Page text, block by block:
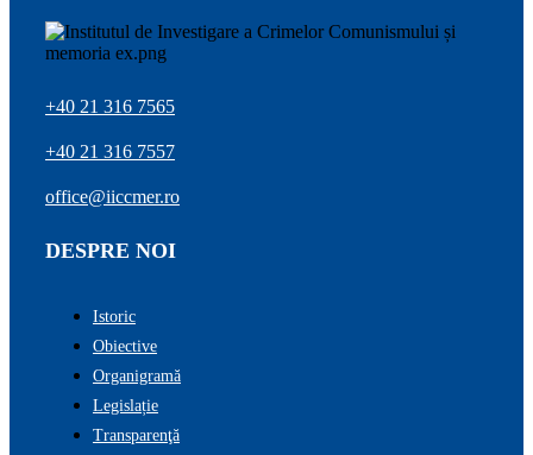
+40 21 316 7565
+40 21 316 7557
office@iiccmer.ro
DESPRE NOI
Istoric
Obiective
Organigramă
Legislație
Transparenţă